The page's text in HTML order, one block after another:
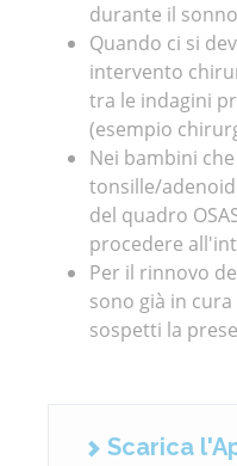
durante il
Quando ci si
intervento
tra le indagini
(esempio
Nei bambini
tonsille/
del quadro
procedere
Per il rinnovo
sono già in cura
sospetti la
Scarica